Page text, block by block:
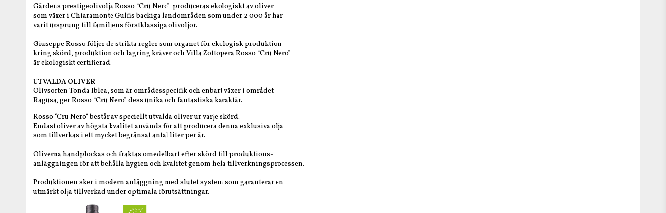
Gårdens prestigeolivolja Rosso “Cru Nero” produceras ekologiskt av oliver
som växer i Chiaramonte Gulfis backiga landområden som under 2 000 år har
varit ursprung till familjens förstklassiga olivoljor.
Giuseppe Rosso följer de strikta regler som organet för ekologisk produktion
kring skörd, produktion och lagring kräver och Villa Zottopera Rosso “Cru Nero”
är ekologiskt certifierad.
UTVALDA OLIVER
Olivsorten Tonda Iblea, som är områdesspecifik och enbart växer i området
Ragusa, ger Rosso “Cru Nero” dess unika och fantastiska karaktär.
Rosso “Cru Nero” består av speciellt utvalda oliver ur varje skörd.
Endast oliver av högsta kvalitet används för att producera denna exklusiva olja
som tillverkas i ett mycket begränsat antal liter per år.
Oliverna handplockas och fraktas omedelbart efter skörd till produktions-
anläggningen för att behålla hygien och kvalitet genom hela tillverkningsprocessen.
Produktionen sker i modern anläggning med slutet system som garanterar en
utmärkt olja tillverkad under optimala förutsättningar.